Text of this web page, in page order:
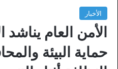
الأخبار
الأمن العام يناشد
حماية البيئة